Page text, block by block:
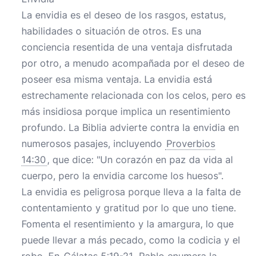
La envidia es el deseo de los rasgos, estatus,
habilidades o situación de otros. Es una
conciencia resentida de una ventaja disfrutada
por otro, a menudo acompañada por el deseo de
poseer esa misma ventaja. La envidia está
estrechamente relacionada con los celos, pero es
más insidiosa porque implica un resentimiento
profundo. La Biblia advierte contra la envidia en
numerosos pasajes, incluyendo Proverbios
14:30 , que dice: "Un corazón en paz da vida al
cuerpo, pero la envidia carcome los huesos".
La envidia es peligrosa porque lleva a la falta de
contentamiento y gratitud por lo que uno tiene.
Fomenta el resentimiento y la amargura, lo que
puede llevar a más pecado, como la codicia y el